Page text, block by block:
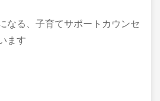
なる、子育てサポートカウンセ
ます